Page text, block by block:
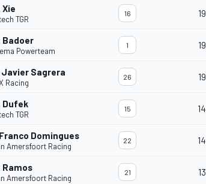
Xie
TGR
16 19
Badoer
Powerteam
1 19
Javier Sagrera
Racing
26 19
Dufek
TGR
15 14
Domingues
Amersfoort Racing
22 14
Ramos
Amersfoort Racing
21 13